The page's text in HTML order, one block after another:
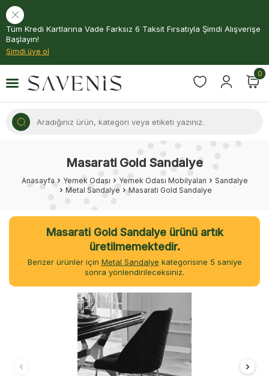
Tüm Kredi Kartlarına Vade Farksız 6 Taksit Fırsatıyla Şimdi Alışverişe
Başlayın!
Şimdi üye ol
0
Masarati Gold Sandalye
Anasayfa Yemek Odası Yemek Odası Mobilyaları
Sandalye
Metal Sandalye
Masarati Gold Sandalye
Masarati Gold Sandalye ürünü artık
üretilmemektedir.
Benzer ürünler için Metal Sandalye kategorisine 5 saniye
sonra yönlendirileceksiniz.